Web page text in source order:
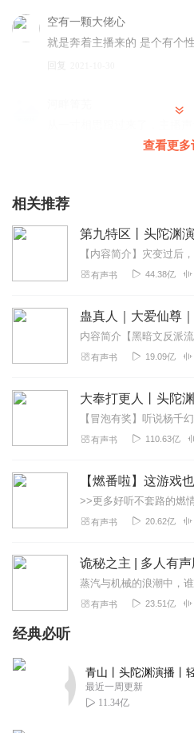
空有一颗大佬心
就是奔着主播来的 是个有个
回复
真的超超超喜欢你的声音！
油！
2022-03-21
这简介太任性了哈哈哈 录不动
2021-07-18
继续录，不要停ヽ(≧Д≦)ノ，
2022-10-02
一寸认识大爷的声音 播得好
查看更多
相关推荐
有声书 44.38亿
有声书 19.09亿
有声书 110.63亿
有声书 20.62亿
有声书 23.51亿
经典必听
最近一周更新
11.34亿